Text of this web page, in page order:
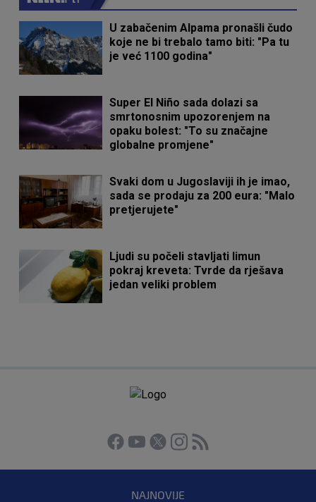
U zabačenim Alpama pronašli čudo
koje ne bi trebalo tamo biti: "Pa tu
je već 1100 godina"
Super El Niño sada dolazi sa
smrtonosnim upozorenjem na
opaku bolest: "To su značajne
globalne promjene"
Svaki dom u Jugoslaviji ih je imao,
sada se prodaju za 200 eura: "Malo
pretjerujete"
Ljudi su počeli stavljati limun
pokraj kreveta: Tvrde da rješava
jedan veliki problem
NAJNOVIJE